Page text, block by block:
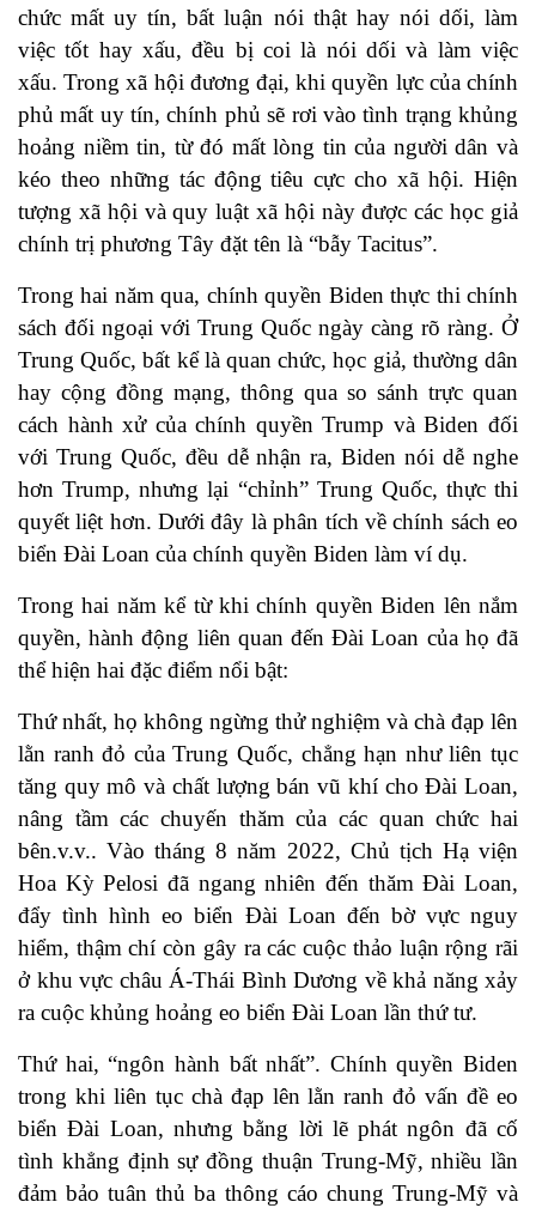
chức mất uy tín, bất luận nói thật hay nói dối, làm
việc tốt hay xấu, đều bị coi là nói dối và làm việc
xấu. Trong xã hội đương đại, khi quyền lực của chính
phủ mất uy tín, chính phủ sẽ rơi vào tình trạng khủng
hoảng niềm tin, từ đó mất lòng tin của người dân và
kéo theo những tác động tiêu cực cho xã hội. Hiện
tượng xã hội và quy luật xã hội này được các học giả
chính trị phương Tây đặt tên là “bẫy Tacitus”.
Trong hai năm qua, chính quyền Biden thực thi chính
sách đối ngoại với Trung Quốc ngày càng rõ ràng. Ở
Trung Quốc, bất kể là quan chức, học giả, thường dân
hay cộng đồng mạng, thông qua so sánh trực quan
cách hành xử của chính quyền Trump và Biden đối
với Trung Quốc, đều dễ nhận ra, Biden nói dễ nghe
hơn Trump, nhưng lại “chỉnh” Trung Quốc, thực thi
quyết liệt hơn. Dưới đây là phân tích về chính sách eo
biển Đài Loan của chính quyền Biden làm ví dụ.
Trong hai năm kể từ khi chính quyền Biden lên nắm
quyền, hành động liên quan đến Đài Loan của họ đã
thể hiện hai đặc điểm nổi bật:
Thứ nhất, họ không ngừng thử nghiệm và chà đạp lên
lằn ranh đỏ của Trung Quốc, chẳng hạn như liên tục
tăng quy mô và chất lượng bán vũ khí cho Đài Loan,
nâng tầm các chuyến thăm của các quan chức hai
bên.v.v.. Vào tháng 8 năm 2022, Chủ tịch Hạ viện
Hoa Kỳ Pelosi đã ngang nhiên đến thăm Đài Loan,
đẩy tình hình eo biển Đài Loan đến bờ vực nguy
hiểm, thậm chí còn gây ra các cuộc thảo luận rộng rãi
ở khu vực châu Á-Thái Bình Dương về khả năng xảy
ra cuộc khủng hoảng eo biển Đài Loan lần thứ tư.
Thứ hai, “ngôn hành bất nhất”. Chính quyền Biden
trong khi liên tục chà đạp lên lằn ranh đỏ vấn đề eo
biển Đài Loan, nhưng bằng lời lẽ phát ngôn đã cố
tình khẳng định sự đồng thuận Trung-Mỹ, nhiều lần
đảm bảo tuân thủ ba thông cáo chung Trung-Mỹ và